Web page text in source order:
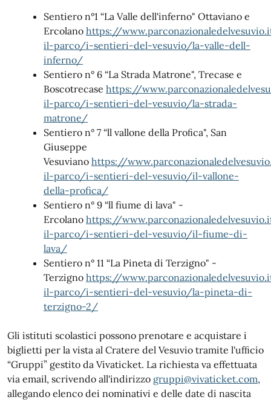
Sentiero n°1 “La Valle dell'inferno" Ottaviano e
Ercolano https://
il-parco/i-sentieri-del-vesuvio/la-valle-dell-
inferno/
Sentiero n° 6 “La Strada Matrone", Trecase e
Boscotrecase https://
il-parco/i-sentieri-del-vesuvio/la-strada-
matrone/
Sentiero n° 7 “ll vallone della Proﬁca", San
Giuseppe
Vesuviano https://
il-parco/i-sentieri-del-vesuvio/il-vallone-
della-profica/
Sentiero n° 9 “ll fiume di lava" -
Ercolano https://
il-parco/i-sentieri-del-vesuvio/il-fiume-di-
lava/
Sentiero n° 11 “La Pineta di Terzigno" -
Terzigno https://
il-parco/i-sentieri-del-vesuvio/la-pineta-di-
terzigno-2/
Gli istituti scolastici possono prenotare e acquistare i
biglietti per la vista al Cratere del Vesuvio tramite l'ufﬁcio
“Gruppi” gestito da Vivaticket. La richiesta va effettuata
via email, scrivendo all'indirizzo gruppi@vivaticket.com,
allegando elenco dei nominativi e delle date di nascita